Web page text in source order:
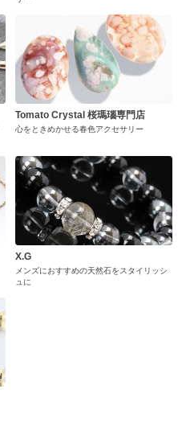
Tomato Crystal 桜瑪瑙専門店
心をときめかせる春色アクセサリー
X.G
メンズにおすすめの天然石をスタイリッシ
ュに